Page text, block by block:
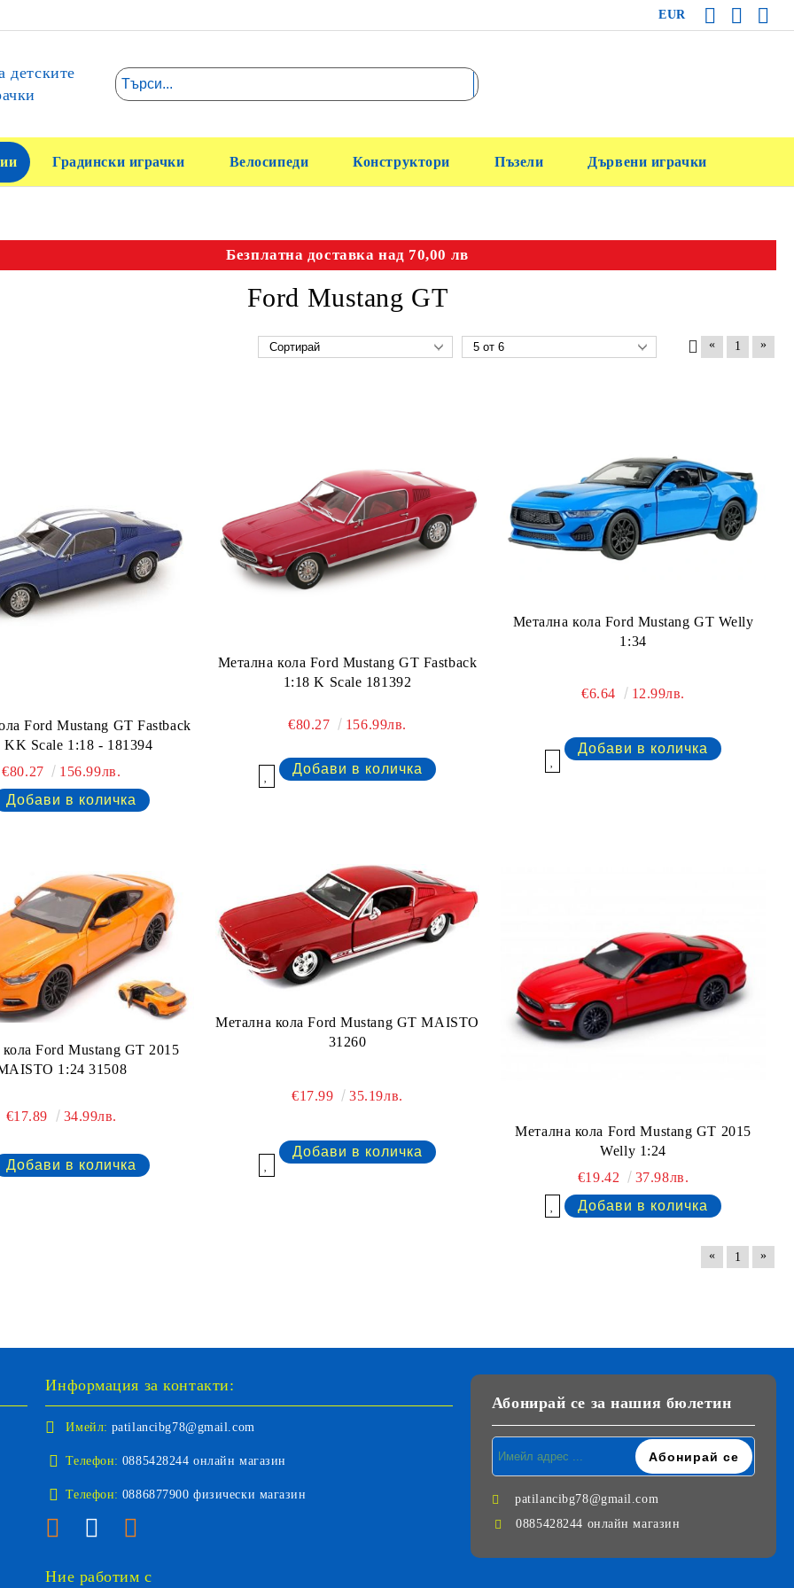
EUR
детските
Градински играчки Велосипеди Конструктори Пъзели Дървени играчки
Безплатна доставка над 70,00 лв
Ford Mustang GT
« 1 »
Ford Mustang GT Fastback
KK Scale 1:18 - 181394
€80.27
156.99лв.
Метална кола Ford Mustang GT Fastback
1:18 K Scale 181392
€80.27 156.99лв.
Метална кола Ford Mustang GT Welly
1:34
€6.64 12.99лв.
Ford Mustang GT 2015
1:24 31508
€17.89 34.99лв.
Метална кола Ford Mustang GT MAISTO
31260
€17.99 35.19лв.
Метална кола Ford Mustang GT 2015
Welly 1:24
€19.42
37.98лв.
« 1 »
Информация за контакти:
Имейл: patilancibg78@gmail.com
Телефон: 0885428244 онлайн магазин
Телефон: 0886877900 физически магазин
Ние работим с
Абонирай се за нашия бюлетин
patilancibg78@gmail.com
0885428244 онлайн магазин